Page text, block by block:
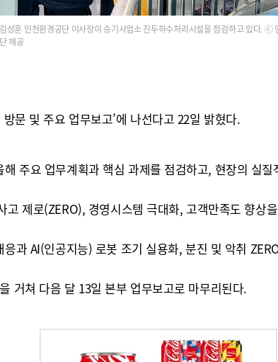
김성훈 인천환경공단 이사장이 승기사업소 진두하수처리시설을 점검하고 있다. ⓒ
단 제공
문 및 주요 업무보고’에 나선다고 22일 밝혔다.
주요 업무계획과 핵심 과제를 점검하고, 현장의 실
제로(ZERO), 경영시스템 극대화, 고객만족도 향상
과 AI(인공지능) 로봇 조기 실용화, 분진 및 악취
거쳐 다음 달 13일 본부 업무보고로 마무리된다.